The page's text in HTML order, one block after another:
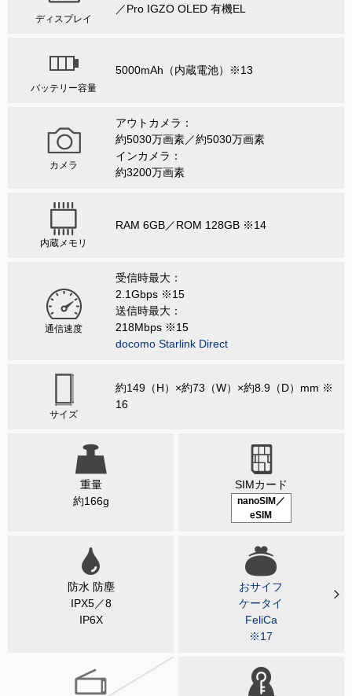
ディスプレイ
／Pro IGZO OLED 有機EL
バッテリー容量
5000mAh（内蔵電池）※13
カメラ
アウトカメラ：
約5030万画素／約5030万画素
インカメラ：
約3200万画素
内蔵メモリ
RAM 6GB／ROM 128GB ※14
通信速度
受信時最大：
2.1Gbps ※15
送信時最大：
218Mbps ※15
docomo Starlink Direct
サイズ
約149（H）×約73（W）×約8.9（D）mm ※
16
重量
約166g
SIMカード
nanoSIM／
eSIM
防水 防塵
IPX5／8
IP6X
おサイフ
ケータイ
FeliCa
※17